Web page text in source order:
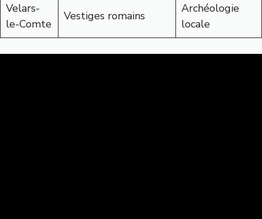
Velars-
le-Comte
Vestiges romains
Archéologie
locale